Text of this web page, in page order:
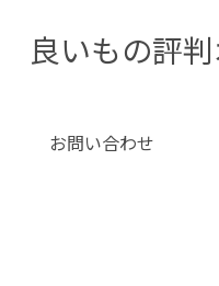
良いもの評
お問い合わせ